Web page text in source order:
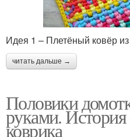
Идея 1 – Плетёный ковёр
читать дальше →
Половики
руками. История
коврика